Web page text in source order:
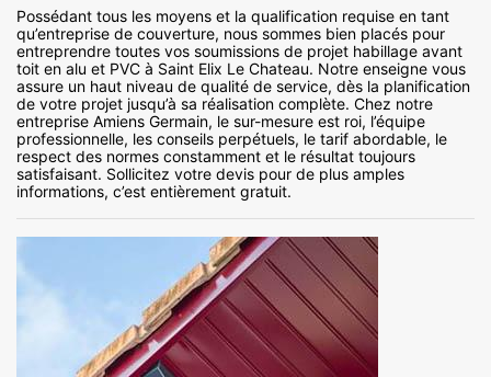
Possédant tous les moyens et la qualification requise en tant
qu’entreprise de couverture, nous sommes bien placés pour
entreprendre toutes vos soumissions de projet habillage avant
toit en alu et PVC à Saint Elix Le Chateau. Notre enseigne vous
assure un haut niveau de qualité de service, dès la planification
de votre projet jusqu’à sa réalisation complète. Chez notre
entreprise Amiens Germain, le sur-mesure est roi, l’équipe
professionnelle, les conseils perpétuels, le tarif abordable, le
respect des normes constamment et le résultat toujours
satisfaisant. Sollicitez votre devis pour de plus amples
informations, c’est entièrement gratuit.